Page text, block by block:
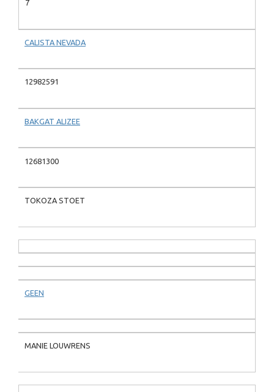
7
CALISTA NEVADA
12982591
BAKGAT ALIZEE
12681300
TOKOZA STOET
GEEN
MANIE LOUWRENS